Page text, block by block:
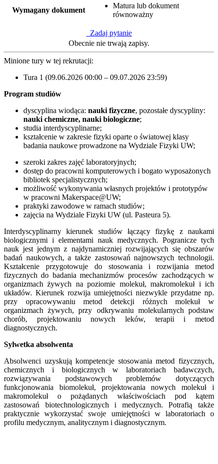
Wymagany dokument
Matura lub dokument
równoważny
Zadaj pytanie
Obecnie nie trwają zapisy.
Minione tury w tej rekrutacji:
Tura 1 (09.06.2026 00:00 – 09.07.2026 23:59)
Program studiów
dyscyplina wiodąca: nauki fizyczne, pozostałe dyscypliny:
nauki chemiczne, nauki biologiczne;
studia interdyscyplinarne;
kształcenie w zakresie fizyki oparte o światowej klasy
badania naukowe prowadzone na Wydziale Fizyki UW;
szeroki zakres zajęć laboratoryjnych;
dostęp do pracowni komputerowych i bogato wyposażonych
bibliotek specjalistycznych;
możliwość wykonywania własnych projektów i prototypów
w pracowni Makerspace@UW;
praktyki zawodowe w ramach studiów;
zajęcia na Wydziale Fizyki UW (ul. Pasteura 5).
Interdyscyplinarny kierunek studiów łączący fizykę z naukami
biologicznymi i elementami nauk medycznych. Pogranicze tych
nauk jest jednym z najdynamiczniej rozwijających się obszarów
badań naukowych, a także zastosowań najnowszych technologii.
Kształcenie przygotowuje do stosowania i rozwijania metod
fizycznych do badania mechanizmów procesów zachodzących w
organizmach żywych na poziomie molekuł, makromolekuł i ich
układów. Kierunek rozwija umiejętności niezwykle przydatne np.
przy opracowywaniu metod detekcji różnych molekuł w
organizmach żywych, przy odkrywaniu molekularnych podstaw
chorób, projektowaniu nowych leków, terapii i metod
diagnostycznych.
Sylwetka absolwenta
Absolwenci uzyskują kompetencje stosowania metod fizycznych,
chemicznych i biologicznych w laboratoriach badawczych,
rozwiązywania podstawowych problemów dotyczących
funkcjonowania biomolekuł, projektowania nowych molekuł i
makromolekuł o pożądanych właściwościach pod kątem
zastosowań biotechnologicznych i medycznych. Potrafią także
praktycznie wykorzystać swoje umiejętności w laboratoriach o
profilu medycznym, analitycznym i diagnostycznym.